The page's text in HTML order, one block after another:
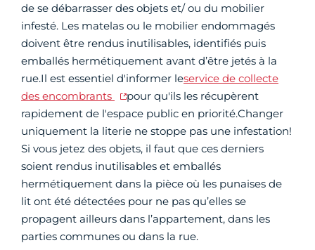
de se débarrasser des objets et/ ou du mobilier
infesté. Les matelas ou le mobilier endommagés
doivent être rendus inutilisables, identifiés puis
emballés hermétiquement avant d’être jetés à la
rue.Il est essentiel d'informer leservice de collecte
des encombrants
pour qu'ils les récupèrent
rapidement de l'espace public en priorité.Changer
uniquement la literie ne stoppe pas une infestation!
Si vous jetez des objets, il faut que ces derniers
soient rendus inutilisables et emballés
hermétiquement dans la pièce où les punaises de
lit ont été détectées pour ne pas qu’elles se
propagent ailleurs dans l’appartement, dans les
parties communes ou dans la rue.